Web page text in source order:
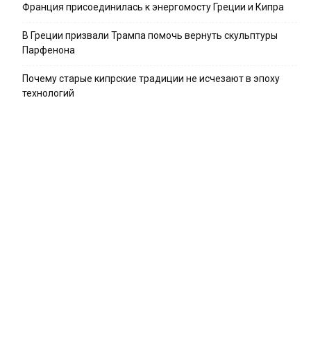
Франция присоединилась к энергомосту Греции и Кипра
В Греции призвали Трампа помочь вернуть скульптуры
Парфенона
Почему старые кипрские традиции не исчезают в эпоху
технологий